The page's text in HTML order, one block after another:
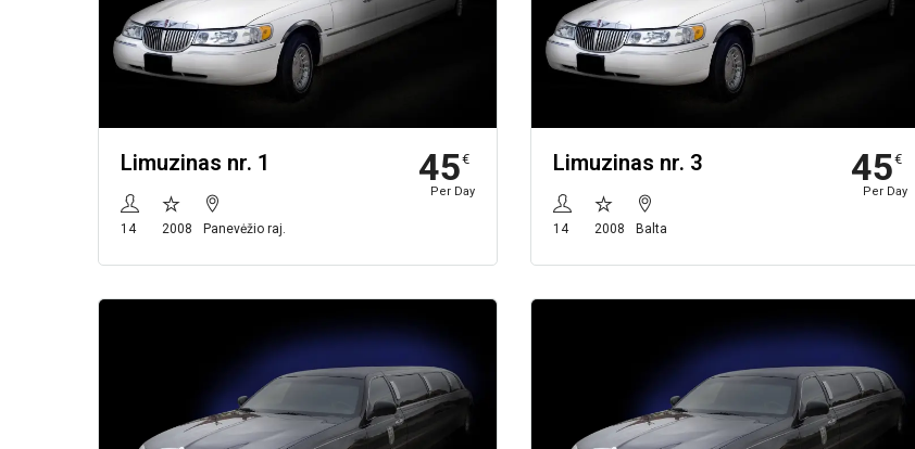
Limuzinas nr. 1
14 2008 Panevėžio raj.
45€
Per Day
Limuzinas nr. 3
14 2008 Balta
45€
Per Day